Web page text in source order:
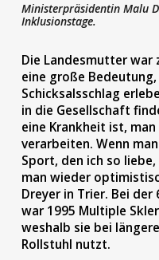
Ministerpräsidentin Malu
Inklusionstage.
Die Landesmutter war
eine große
Schicksalsschlag
in die Gesellschaft
eine Krankheit ist,
verarbeiten. Wenn
Sport, den ich so
man wieder
Dreyer in Trier. Bei
war 1995 Multiple
weshalb sie bei
Rollstuhl nutzt.